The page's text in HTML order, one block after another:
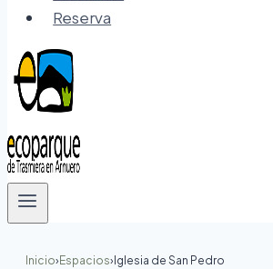
Reserva
Inicio› Espacios› Iglesia de San Pedro